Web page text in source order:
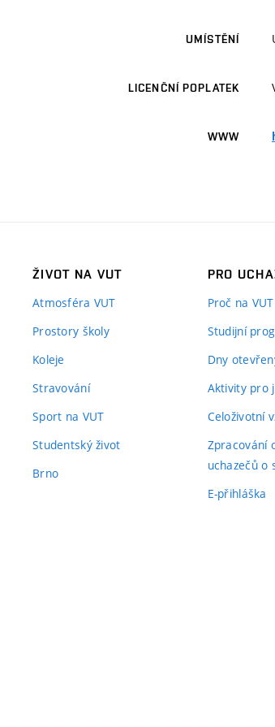
UMÍSTĚNÍ
LICENČNÍ POPLATEK
WWW
ŽIVOT NA VUT
Atmosféra VUT
Prostory školy
Koleje
Stravování
Sport na VUT
Studentský život
Brno
PRO
Proč na VUT
Studijní
Dny
Aktivity pro
Celoživotní
Zpracování
uchazečů o
E-přihláška